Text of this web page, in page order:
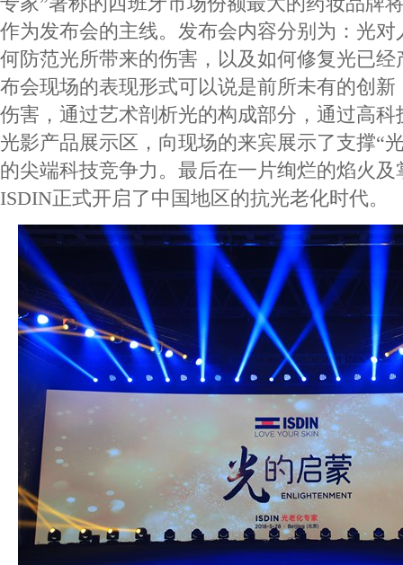
作为发布会的主线。发布会内容分别为：光
何防范光所带来的伤害，以及如何修复光已
布会现场的表现形式可以说是前所未有的创
伤害，通过艺术剖析光的构成部分，通过高
光影产品展示区，向现场的来宾展示了支撑“
的尖端科技竞争力。最后在一片绚烂的焰火
ISDIN正式开启了中国地区的抗光老化时代。